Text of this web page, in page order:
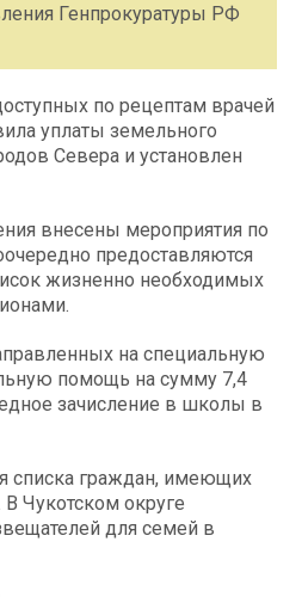
Генпрокуратуры РФ
по рецептам врачей
уплаты земельного
Севера и установлен
внесены мероприятия по
предоставляются
жизненно необходимых
на специальную
помощь на сумму 7,4
зачисление в школы в
списка граждан, имеющих
Чукотском округе
для семей в